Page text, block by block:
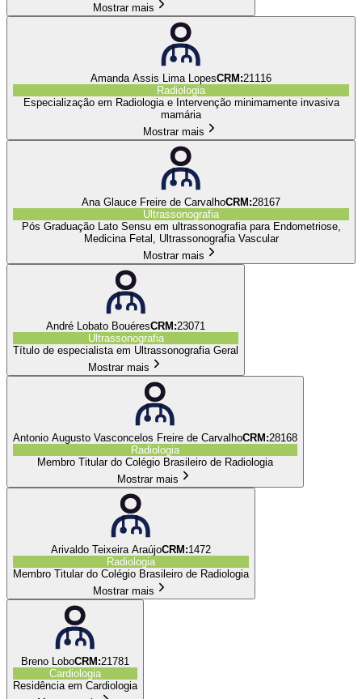
Mostrar mais
Amanda Assis Lima LopesCRM:21116
Radiologia
Especialização em Radiologia e Intervenção minimamente invasiva
mamária
Mostrar mais
Ana Glauce Freire de CarvalhoCRM:28167
Ultrassonografia
⁠Pós Graduação Lato Sensu em ultrassonografia para Endometriose,
Medicina Fetal, Ultrassonografia Vascular
Mostrar mais
André Lobato BouéresCRM:23071
Ultrassonografia
Título de especialista em Ultrassonografia Geral
Mostrar mais
Antonio Augusto Vasconcelos Freire de CarvalhoCRM:28168
Radiologia
Membro Titular do Colégio Brasileiro de Radiologia
Mostrar mais
Arivaldo Teixeira AraújoCRM:1472
Radiologia
Membro Titular do Colégio Brasileiro de Radiologia
Mostrar mais
Breno LoboCRM:21781
Cardiologia
Residência em Cardiologia